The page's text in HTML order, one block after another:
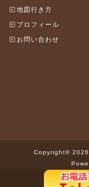
地図行き方
プロフィール
お問い合わせ
Copyright© 2026